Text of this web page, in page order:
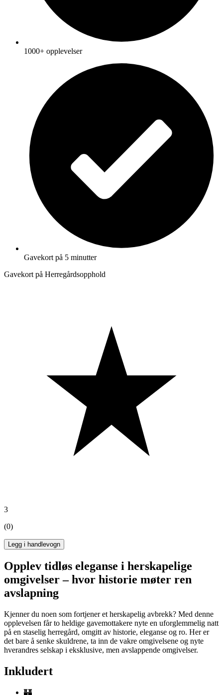
1000+ opplevelser
Gavekort på 5 minutter
Gavekort på Herregårdsopphold
3
(0)
Legg i handlevogn
Opplev tidløs eleganse i herskapelige
omgivelser – hvor historie møter ren
avslapning
Kjenner du noen som fortjener et herskapelig avbrekk? Med denne
opplevelsen får to heldige gavemottakere nyte en uforglemmelig natt
på en staselig herregård, omgitt av historie, eleganse og ro. Her er
det bare å senke skuldrene, ta inn de vakre omgivelsene og nyte
hverandres selskap i eksklusive, men avslappende omgivelser.
Inkludert
🏰